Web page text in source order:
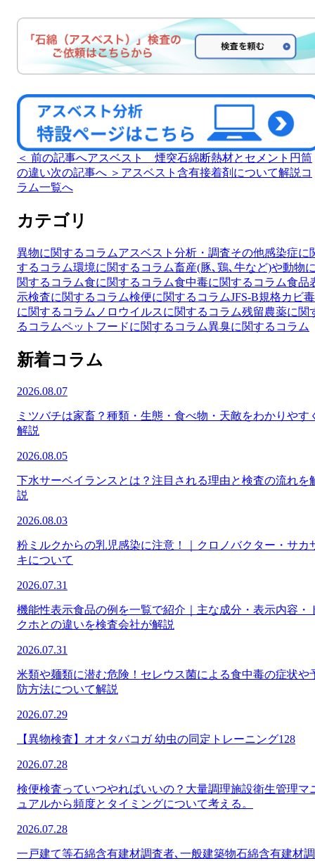
＜ 前の記事へアスベスト 煙突石綿断熱材とセメント円筒
の違い次の記事へ ＞ アスベスト含有接着剤について解説コ
ラム一覧へ
カテゴリ
異物に関するコラムアスベスト分析・調査その他感染症に
するコラム環境に関するコラム畜産(豚､鶏､牛など)や動物
関するコラム食に関するコラム食中毒に関するコラム食品
示検査に関するコラム検便に関するコラムJFS-B規格カビ毒
に関するコラム ノロウイルスに関するコラム残留農薬に関
るコラムペットフードに関するコラム異臭に関するコラム
新着コラム
2026.08.07
ミツバチは家畜？種類・生態・食べ物・天敵をわかりやす
解説
2026.08.05
下水サーベイランスとは？注目される理由と検査の流れを
説
2026.08.03
粉ミルクからの乳児感染に注意！｜クロノバクター・サカ
キについて
2026.07.31
機能性表示食品の例を一覧で紹介｜主な成分・表示内容・
クホとの違いを検査会社が解説
2026.07.31
米類や麺類に潜む危険！セレウス菌による食中毒の症状や
防方法について解説
2026.07.29
【異物検査】オオタバコガ 幼虫の同定トレーニング128
2026.07.28
検便検査っていつやればいいの？大量調理施設衛生管理マ
ュアルから頻度とタイミングについて考える。
2026.07.28
一戸建て等石綿含有建材調査者､一般建築物石綿含有建材調